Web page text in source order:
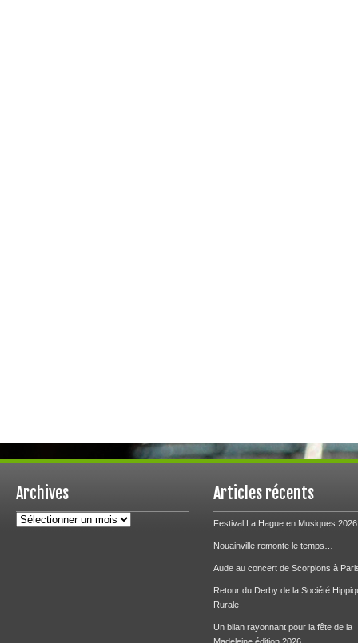
Archives
Archives
Articles récents
Festival La Hague en Musiques 2026
Nouainville remonte le temps…
Aude au concert de Scorpions à
Retour du Derby de la Société
Rurale
Un bilan rayonnant pour la fête de la